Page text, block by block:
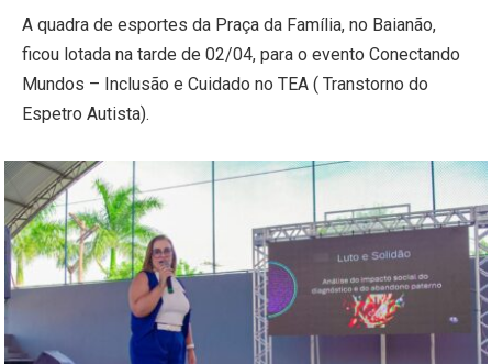
A quadra de esportes da Praça da Família, no Baianão,
ficou lotada na tarde de 02/04, para o evento Conectando
Mundos – Inclusão e Cuidado no TEA ( Transtorno do
Espetro Autista).